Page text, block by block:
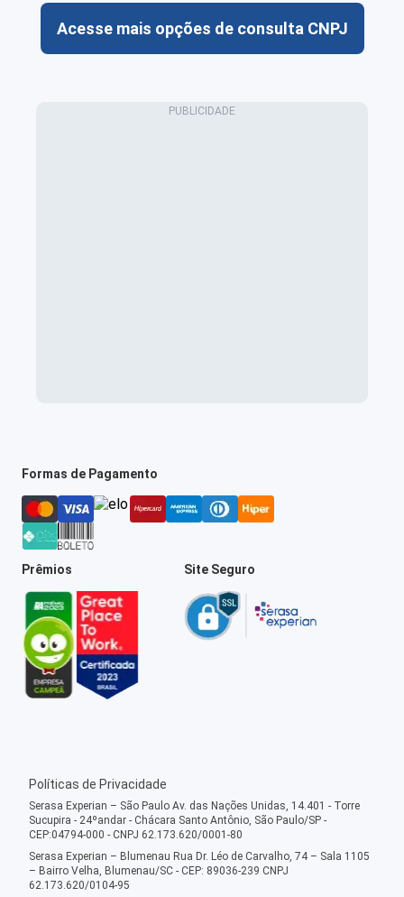
Acesse mais opções de consulta CNPJ
Formas de Pagamento
Prêmios Site Seguro
Políticas de Privacidade
Serasa Experian – São Paulo Av. das Nações Unidas, 14.401 - Torre
Sucupira - 24ºandar - Chácara Santo Antônio, São Paulo/SP -
CEP:04794-000 - CNPJ 62.173.620/0001-80
Serasa Experian – Blumenau Rua Dr. Léo de Carvalho, 74 – Sala 1105
– Bairro Velha, Blumenau/SC - CEP: 89036-239 CNPJ
62.173.620/0104-95